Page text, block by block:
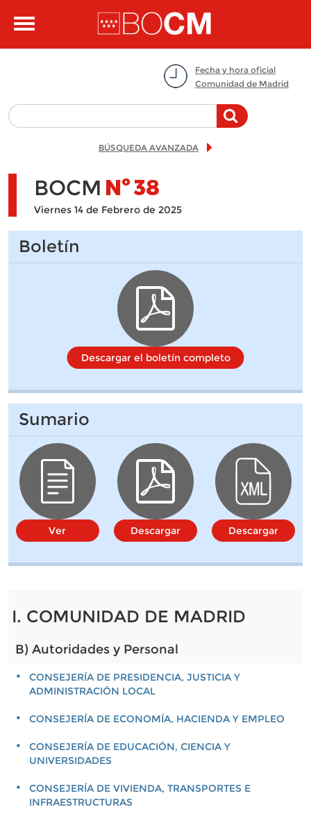
Toggle
Fecha y hora oficial
Comunidad de Madrid
BÚSQUEDA AVANZADA
BOCM Nº38
Viernes 14 de Febrero de 2025
Boletín
Descargar el boletín completo
Sumario
Ver Descargar Descargar
I. COMUNIDAD DE MADRID
B) Autoridades y Personal
CONSEJERÍA DE PRESIDENCIA, JUSTICIA Y
ADMINISTRACIÓN LOCAL
CONSEJERÍA DE ECONOMÍA, HACIENDA Y EMPLEO
CONSEJERÍA DE EDUCACIÓN, CIENCIA Y
UNIVERSIDADES
CONSEJERÍA DE VIVIENDA, TRANSPORTES E
INFRAESTRUCTURAS